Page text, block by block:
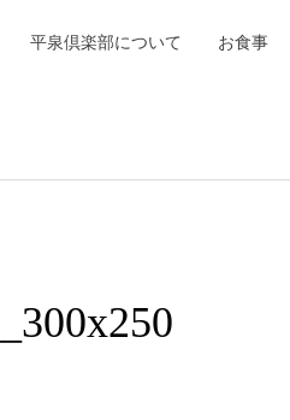
平泉倶楽部について お食事